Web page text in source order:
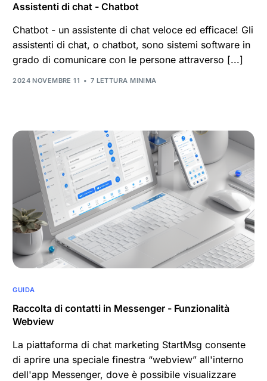
Assistenti di chat - Chatbot
Chatbot - un assistente di chat veloce ed efficace! Gli
assistenti di chat, o chatbot, sono sistemi software in
grado di comunicare con le persone attraverso [...]
2024 NOVEMBRE 11 7 LETTURA MINIMA
GUIDA
Raccolta di contatti in Messenger - Funzionalità
Webview
La piattaforma di chat marketing StartMsg consente
di aprire una speciale finestra “webview” all'interno
dell'app Messenger, dove è possibile visualizzare